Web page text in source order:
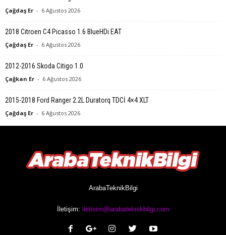
Çağdaş Er - 6 Ağustos 2026
2018 Citroen C4 Picasso 1.6 BlueHDi EAT
Çağdaş Er - 6 Ağustos 2026
2012-2016 Skoda Citigo 1.0
Çağkan Er - 6 Ağustos 2026
2015-2018 Ford Ranger 2.2L Duratorq TDCİ 4×4 XLT
Çağdaş Er - 6 Ağustos 2026
ArabaTeknikBilgi
İletişim: iletisim@arabateknikbilgi.com